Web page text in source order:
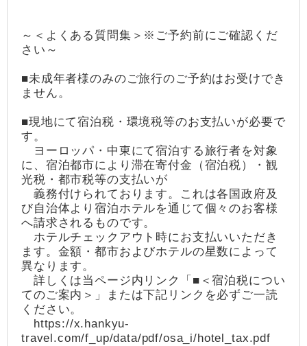
～＜よくある質問集＞※ご予約前にご確認くだ
さい～
■未成年者様のみのご旅行のご予約はお受けでき
ません。
■現地にて宿泊税・環境税等のお支払いが必要で
す。
ヨーロッパ・中東にて宿泊する旅行者を対象
に、宿泊都市により滞在寄付金（宿泊税）・観
光税・都市税等の支払いが
義務付けられております。これは各国政府及
び自治体より宿泊ホテルを通じて個々のお客様
へ請求されるものです。
ホテルチェックアウト時にお支払いいただき
ます。金額・都市およびホテルの星数によって
異なります。
詳しくは当ページ内リンク「■＜宿泊税につい
てのご案内＞」または下記リンクを必ずご一読
ください。
https://x.hankyu-
travel.com/f_up/data/pdf/osa_i/hotel_tax.pdf